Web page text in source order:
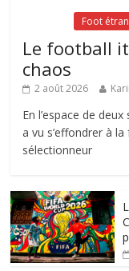
Foot
Le football
chaos
2 août 2026
En l’espace de
a vu s’effondrer à
sélectionneur